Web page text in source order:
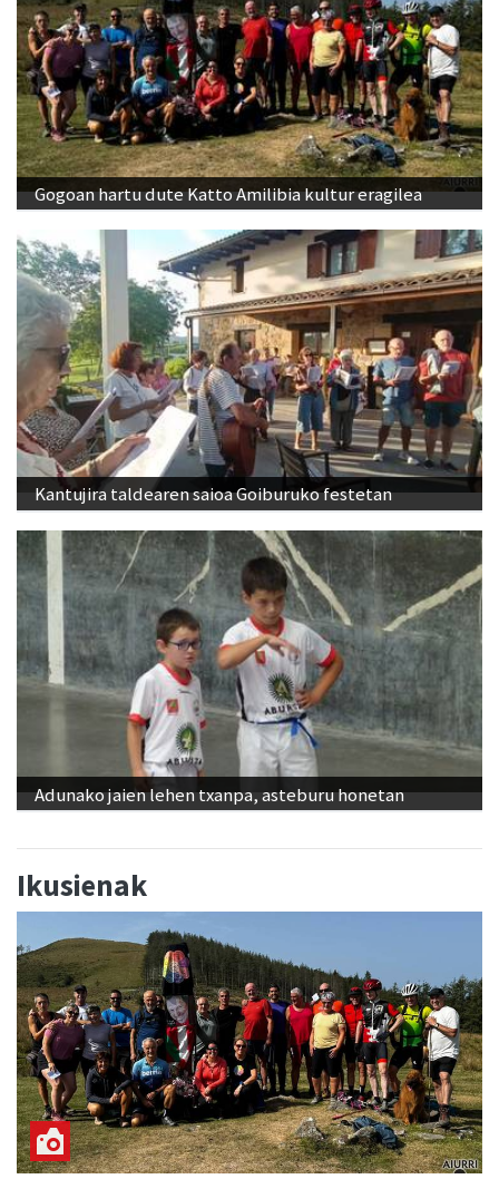
Gogoan hartu dute Katto Amilibia kultur eragilea
Kantujira taldearen saioa Goiburuko festetan
Adunako jaien lehen txanpa, asteburu honetan
Ikusienak